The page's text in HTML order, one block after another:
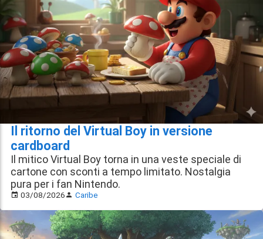
Il ritorno del Virtual Boy in versione
cardboard
Il mitico Virtual Boy torna in una veste speciale di
cartone con sconti a tempo limitato. Nostalgia
pura per i fan Nintendo.
03/08/2026 Caribe